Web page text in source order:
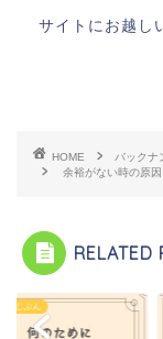
サイトにお越し
HOME バックナ
余裕がない時の原
RELATED
とじぶん